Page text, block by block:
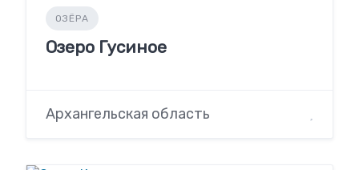
ОЗЁРА
Озеро Гусиное
Архангельская область